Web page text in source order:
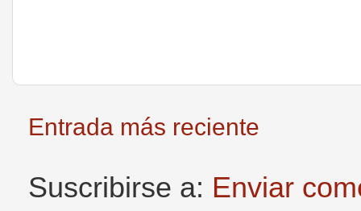
Entrada más reciente
Suscribirse a: Enviar